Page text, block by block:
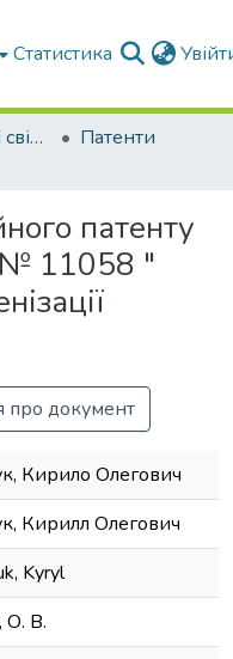
Статистика
Патенти та авторські свідоцтва
Патенти
патенту
№ 11058 "
про документ
Кирило Олегович
Кирилл Олегович
Kyryl
О. В.